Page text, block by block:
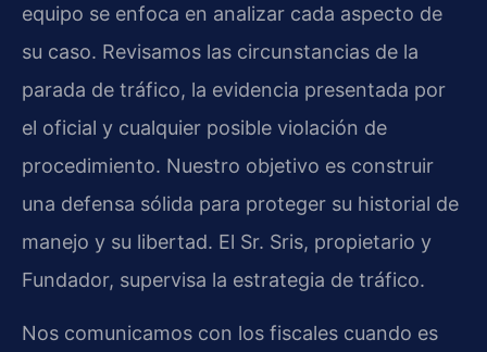
equipo se enfoca en analizar cada aspecto de
su caso. Revisamos las circunstancias de la
parada de tráfico, la evidencia presentada por
el oficial y cualquier posible violación de
procedimiento. Nuestro objetivo es construir
una defensa sólida para proteger su historial de
manejo y su libertad. El Sr. Sris, propietario y
Fundador, supervisa la estrategia de tráfico.
Nos comunicamos con los fiscales cuando es